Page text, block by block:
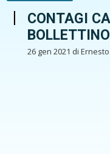
CONTAGI
26 gen 2021 di